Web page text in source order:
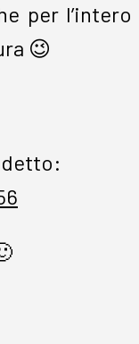
per l’intero
😉
detto: